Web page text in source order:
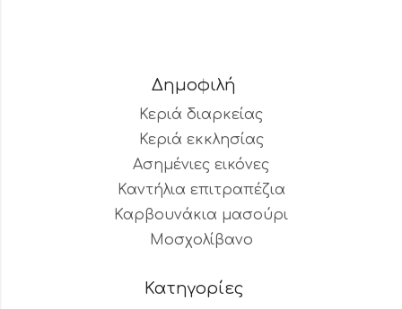
Δημοφιλή
Κεριά διαρκείας
Κεριά εκκλησίας
Ασημένιες εικόνες
Καντήλια επιτραπέζια
Καρβουνάκια μασούρι
Μοσχολίβανο
Κατηγορίες